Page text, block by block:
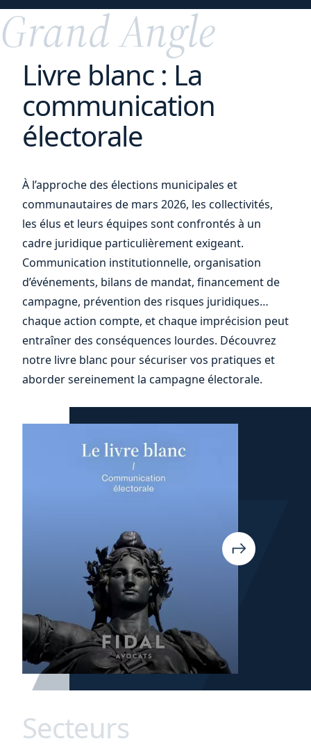
vos
Grand Angle
Livre blanc : La
communication
électorale
À l’approche des élections municipales et
communautaires de mars 2026, les collectivités,
les élus et leurs équipes sont confrontés à un
cadre juridique particulièrement exigeant.
Communication institutionnelle, organisation
d’événements, bilans de mandat, financement de
campagne, prévention des risques juridiques…
chaque action compte, et chaque imprécision peut
entraîner des conséquences lourdes. Découvrez
notre livre blanc pour sécuriser vos pratiques et
aborder sereinement la campagne électorale.
Secteurs